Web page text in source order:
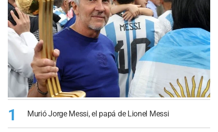
1 Murió Jorge Messi, el papá de Lionel Messi